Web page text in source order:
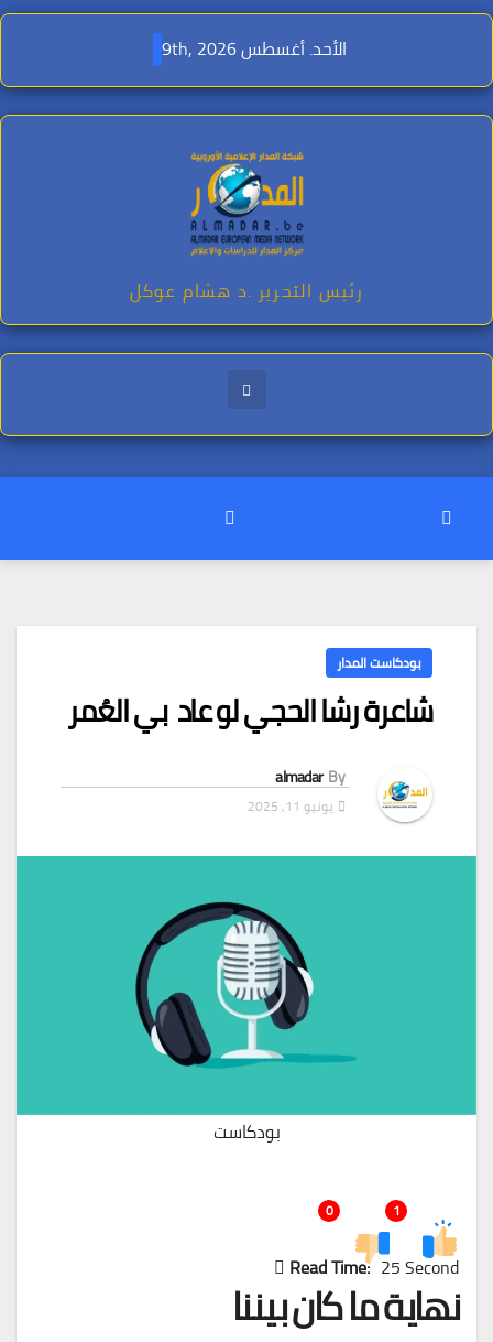
Skip
content
الأحد. أغسطس 9th, 2026
رئيس التحرير .د هشام عوكل
بودكاست المدار
شاعرة رشا الحجي لو عاد بي العُمر
By
almadar
يونيو 11, 2025
بودكاست
1
0
Read Time: 25 Second
نهاية ما كان بيننا